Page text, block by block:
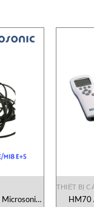
THIẾT BỊ
HM70